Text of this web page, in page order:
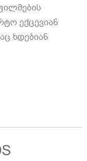
ექცევიან
ხდებიან